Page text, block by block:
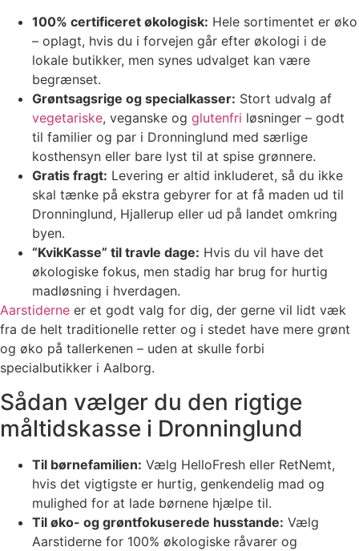
100% certificeret økologisk: Hele sortimentet er øko
– oplagt, hvis du i forvejen går efter økologi i de
lokale butikker, men synes udvalget kan være
begrænset.
Grøntsagsrige og specialkasser: Stort udvalg af
vegetariske, veganske og glutenfri løsninger – godt
til familier og par i Dronninglund med særlige
kosthensyn eller bare lyst til at spise grønnere.
Gratis fragt: Levering er altid inkluderet, så du ikke
skal tænke på ekstra gebyrer for at få maden ud til
Dronninglund, Hjallerup eller ud på landet omkring
byen.
“KvikKasse” til travle dage: Hvis du vil have det
økologiske fokus, men stadig har brug for hurtig
madløsning i hverdagen.
Aarstiderne er et godt valg for dig, der gerne vil lidt væk
fra de helt traditionelle retter og i stedet have mere grønt
og øko på tallerkenen – uden at skulle forbi
specialbutikker i Aalborg.
Sådan vælger du den rigtige
måltidskasse i Dronninglund
Til børnefamilien: Vælg HelloFresh eller RetNemt,
hvis det vigtigste er hurtig, genkendelig mad og
mulighed for at lade børnene hjælpe til.
Til øko- og grøntfokuserede husstande: Vælg
Aarstiderne for 100% økologiske råvarer og